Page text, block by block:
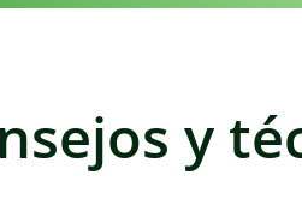
y